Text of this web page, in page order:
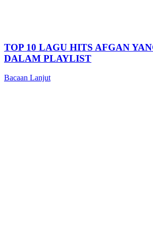
TOP 10 LAGU HITS AFGAN
DALAM PLAYLIST
Bacaan Lanjut